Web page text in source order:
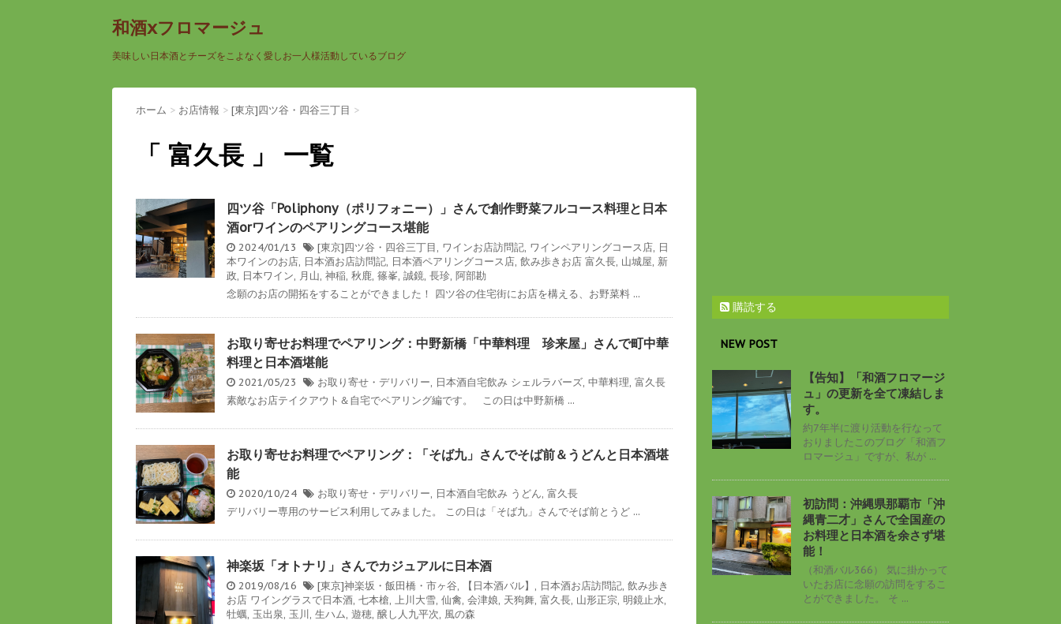
和酒xフロマージュ
美味しい日本酒とチーズをこよなく愛しお一人様活動しているブログ
ホーム > お店情報 > [東京]四ツ谷・四谷三丁目 >
「 富久長 」 一覧
四ツ谷「Poliphony（ポリフォニー）」さんで創作野菜フルコース料理と日本
酒orワインのペアリングコース堪能
2024/01/13 [東京]四ツ谷・四谷三丁目, ワインお店訪問記, ワインペアリングコース店, 日
本ワインのお店, 日本酒お店訪問記, 日本酒ペアリングコース店, 飲み歩きお店 富久長, 山城屋, 新
政, 日本ワイン, 月山, 神稲, 秋鹿, 篠峯, 誠鏡, 長珍, 阿部勘
念願のお店の開拓をすることができました！ 四ツ谷の住宅街にお店を構える、お野菜料 ...
お取り寄せお料理でペアリング：中野新橋「中華料理 珍来屋」さんで町中華
料理と日本酒堪能
2021/05/23 お取り寄せ・デリバリー, 日本酒自宅飲み シェルラバーズ, 中華料理, 富久長
素敵なお店テイクアウト＆自宅でペアリング編です。 この日は中野新橋 ...
お取り寄せお料理でペアリング：「そば九」さんでそば前＆うどんと日本酒堪
能
2020/10/24 お取り寄せ・デリバリー, 日本酒自宅飲み うどん, 富久長
デリバリー専用のサービス利用してみました。 この日は「そば九」さんでそば前とうど ...
神楽坂「オトナリ」さんでカジュアルに日本酒
2019/08/16 [東京]神楽坂・飯田橋・市ヶ谷, 【日本酒バル】 , 日本酒お店訪問記, 飲み歩き
お店 ワイングラスで日本酒, 七本槍, 上川大雪, 仙禽, 会津娘, 天狗舞, 富久長, 山形正宗, 明鏡止水,
牡蠣, 玉出泉, 玉川, 生ハム, 遊穂, 醸し人九平次, 風の森
購読する
NEW POST
【告知】「和酒フロマージ
ュ」の更新を全て凍結しま
す。
約7年半に渡り活動を行なって
おりましたこのブログ「和酒フ
ロマージュ」ですが、私が ...
初訪問：沖縄県那覇市「沖
縄青二才」さんで全国産の
お料理と日本酒を余さず堪
能！
（和酒バル366） 気に掛かって
いたお店に念願の訪問をするこ
とができました。 そ ...